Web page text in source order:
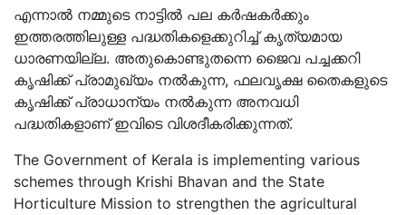
എന്നാൽ നമ്മുടെ നാട്ടിൽ പല കർഷകർക്കും
ഇത്തരത്തിലുള്ള പദ്ധതികളെക്കുറിച്ച് കൃത്യമായ
ധാരണയില്ല. അതുകൊണ്ടുതന്നെ ജൈവ പച്ചക്കറി
കൃഷിക്ക് പ്രാമുഖ്യം നൽകുന്ന, ഫലവൃക്ഷ തൈകളുടെ
കൃഷിക്ക് പ്രാധാന്യം നൽകുന്ന അനവധി
പദ്ധതികളാണ് ഇവിടെ വിശദീകരിക്കുന്നത്.
The Government of Kerala is implementing various
schemes through Krishi Bhavan and the State
Horticulture Mission to strengthen the agricultural